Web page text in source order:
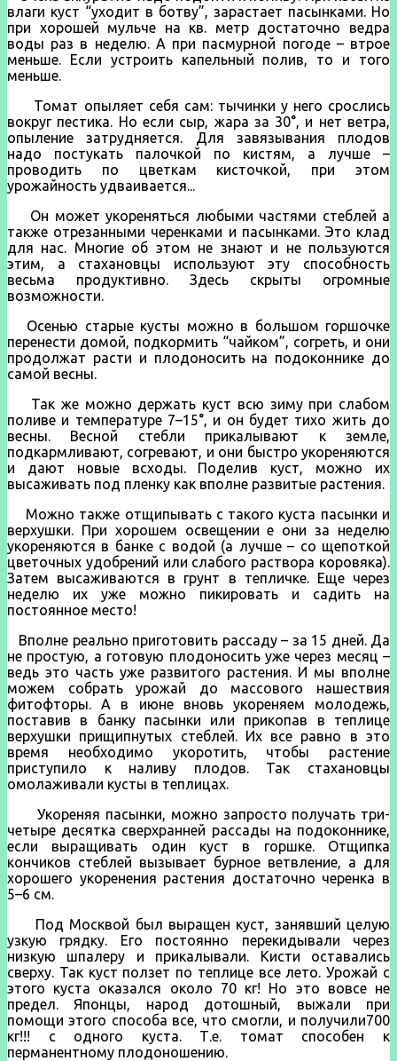
влаги куст “уходит в ботву”, зарастает пасынками. Но
при хорошей мульче на кв. метр достаточно ведра
воды раз в неделю. А при пасмурной погоде – втрое
меньше. Если устроить капельный полив, то и того
меньше.
Томат опыляет себя сам: тычинки у него срослись
вокруг пестика. Но если сыр, жара за 30°, и нет ветра,
опыление затрудняется. Для завязывания плодов
надо постукать палочкой по кистям, а лучше –
проводить по цветкам кисточкой, при этом
урожайность удваивается...
Он может укореняться любыми частями стеблей а
также отрезанными черенками и пасынками. Это клад
для нас. Многие об этом не знают и не пользуются
этим, а стахановцы используют эту способность
весьма продуктивно. Здесь скрыты огромные
возможности.
Осенью старые кусты можно в большом горшочке
перенести домой, подкормить “чайком”, согреть, и они
продолжат расти и плодоносить на подоконнике до
самой весны.
Так же можно держать куст всю зиму при слабом
поливе и температуре 7–15°, и он будет тихо жить до
весны. Весной стебли прикалывают к земле,
подкармливают, согревают, и они быстро укореняются
и дают новые всходы. Поделив куст, можно их
высаживать под пленку как вполне развитые растения.
Можно также отщипывать с такого куста пасынки и
верхушки. При хорошем освещении е они за неделю
укореняются в банке с водой (а лучше – со щепоткой
цветочных удобрений или слабого раствора коровяка).
Затем высаживаются в грунт в тепличке. Еще через
неделю их уже можно пикировать и садить на
постоянное место!
Вполне реально приготовить рассаду – за 15 дней. Да
не простую, а готовую плодоносить уже через месяц –
ведь это часть уже развитого растения. И мы вполне
можем собрать урожай до массового нашествия
фитофторы. А в июне вновь укореняем молодежь,
поставив в банку пасынки или прикопав в теплице
верхушки прищипнутых стеблей. Их все равно в это
время необходимо укоротить, чтобы растение
приступило к наливу плодов. Так стахановцы
омолаживали кусты в теплицах.
Укореняя пасынки, можно запросто получать три-
четыре десятка сверхранней рассады на подоконнике,
если выращивать один куст в горшке. Отщипка
кончиков стеблей вызывает бурное ветвление, а для
хорошего укоренения растения достаточно черенка в
5–6 см.
Под Москвой был выращен куст, занявший целую
узкую грядку. Его постоянно перекидывали через
низкую шпалеру и прикалывали. Кисти оставались
сверху. Так куст ползет по теплице все лето. Урожай с
этого куста оказался около 70 кг! Но это вовсе не
предел. Японцы, народ дотошный, выжали при
помощи этого способа все, что смогли, и получили700
кг!!! с одного куста. Т.е. томат способен к
перманентному плодоношению.